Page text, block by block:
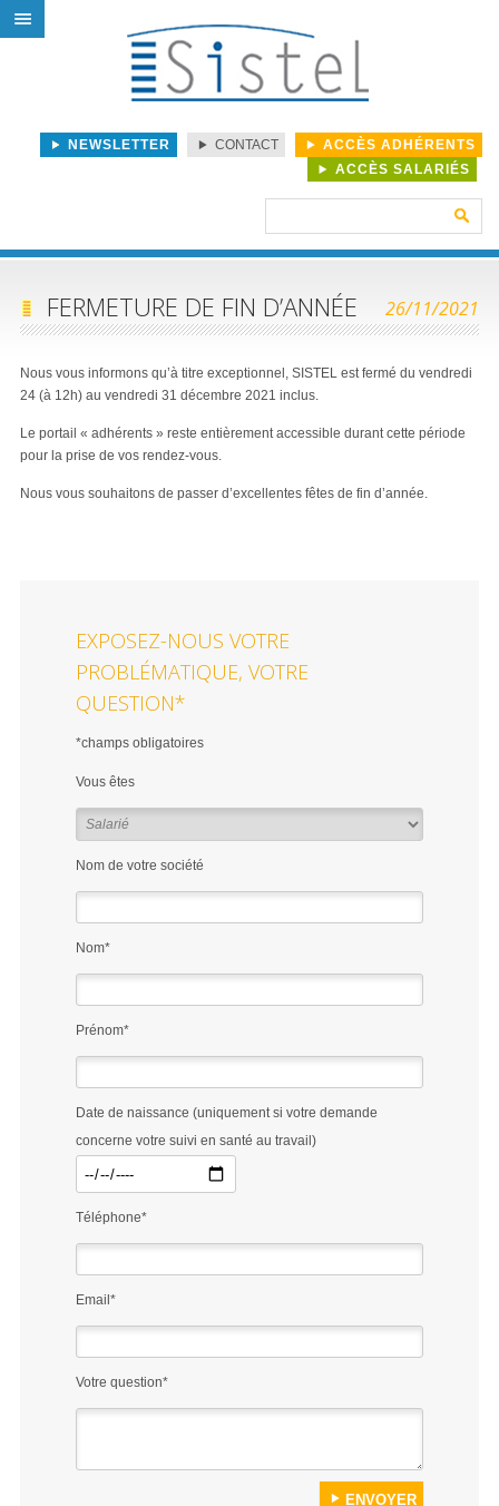
NEWSLETTER CONTACT
ACCÈS ADHÉRENTS
ACCÈS SALARIÉS
26/11/2021
FERMETURE DE FIN D’ANNÉE
Nous vous informons qu’à titre exceptionnel, SISTEL est fermé du vendredi
24 (à 12h) au vendredi 31 décembre 2021 inclus.
Le portail « adhérents » reste entièrement accessible durant cette période
pour la prise de vos rendez-vous.
Nous vous souhaitons de passer d’excellentes fêtes de fin d’année.
EXPOSEZ-NOUS VOTRE
PROBLÉMATIQUE, VOTRE
QUESTION*
*champs obligatoires
Vous êtes
Nom de votre société
Nom*
Prénom*
Date de naissance (uniquement si votre demande
concerne votre suivi en santé au travail)
Téléphone*
Email*
Votre question*